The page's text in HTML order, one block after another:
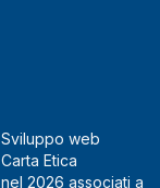
Sviluppo web
Carta Etica
nel 2026 associati a